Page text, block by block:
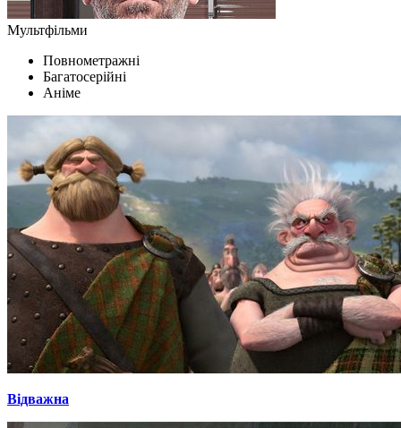
Мультфільми
Повнометражні
Багатосерійні
Аніме
Відважна